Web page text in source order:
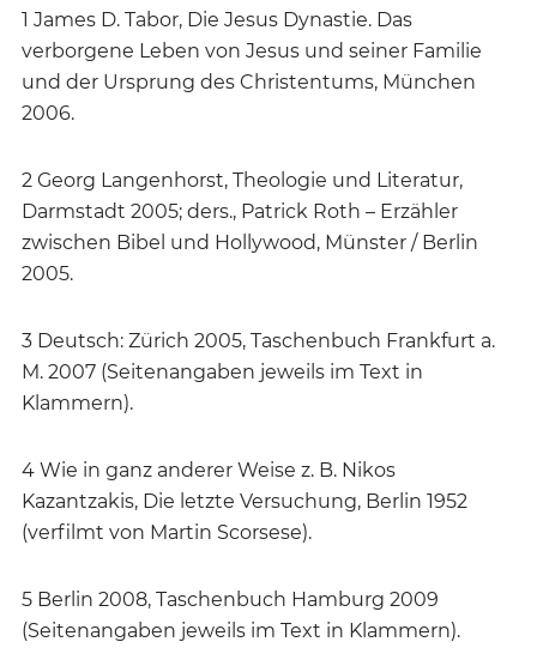
1 James D. Tabor, Die Jesus Dynastie. Das
verborgene Leben von Jesus und seiner Familie
und der Ursprung des Christentums, München
2006.
2 Georg Langenhorst, Theologie und Literatur,
Darmstadt 2005; ders., Patrick Roth – Erzähler
zwischen Bibel und Hollywood, Münster / Berlin
2005.
3 Deutsch: Zürich 2005, Taschenbuch Frankfurt a.
M. 2007 (Seitenangaben jeweils im Text in
Klammern).
4 Wie in ganz anderer Weise z. B. Nikos
Kazantzakis, Die letzte Versuchung, Berlin 1952
(verfilmt von Martin Scorsese).
5 Berlin 2008, Taschenbuch Hamburg 2009
(Seitenangaben jeweils im Text in Klammern).